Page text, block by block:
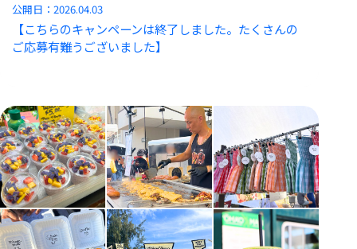
公開日：2026.04.03
【こちらのキャンペーンは終了しました。たくさんの
ご応募有難うございました】